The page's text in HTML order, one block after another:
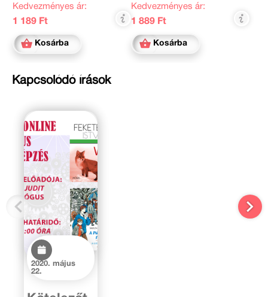
Kedvezményes ár:
1 189 Ft
Kosárba
Kedvezményes ár:
1 889 Ft
Kosárba
Kapcsolódó írások
2020. május
22.